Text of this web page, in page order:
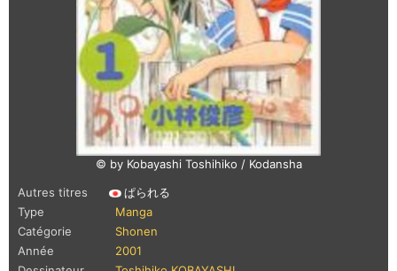
© by Kobayashi Toshihiko / Kodansha
Autres titres
ぱられる
Type
Manga
Catégorie
Shonen
Année
2001